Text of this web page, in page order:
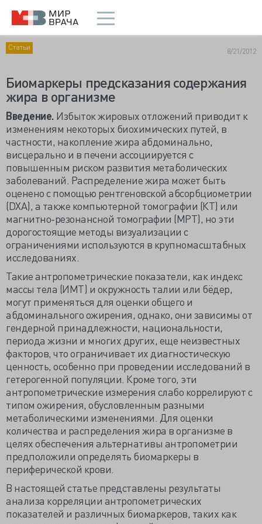
Статьи 8/21/2012
Биомаркеры предсказания содержания
жира в организме
Введение. Избыток жировых отложений приводит к
изменениям некоторых биохимических путей, в
частности, накопление жира абдоминально,
висцерально и в печени ассоциируется с
повышенным риском развития метаболических
заболеваний. Распределение жира может быть
оценено с помощью рентгеновской абсорбциометрии
(DXA), а также компьютерной томографии (КТ) или
магнитно-резонансной томографии (МРТ), но эти
дорогостоящие методы визуализации с
ограничениями используются в крупномасштабных
исследованиях.
Такие антропометрические показатели, как индекс
массы тела (ИМТ) и окружность талии или бёдер,
могут применяться для оценки общего и
абдоминального ожирения, однако, они зависимы от
гендерной принадлежности, национальности,
периода жизни и многих других, еще неизвестных
факторов, что ограничивает их диагностическую
ценность, особенно при проведении исследований в
гетерогенной популяции. Кроме того, эти
антропометрические измерения слабо коррелируют с
типом ожирения, обусловленным разными
метаболическими изменениями. Для оценки
количества и распределения жира в организме в
целях обеспечения альтернативы антропометрии
предположили определять биомаркеры в
периферической крови.
В настоящей статье представлены результаты
анализа корреляции антропометрических
показателей и различных биомаркеров, таких как